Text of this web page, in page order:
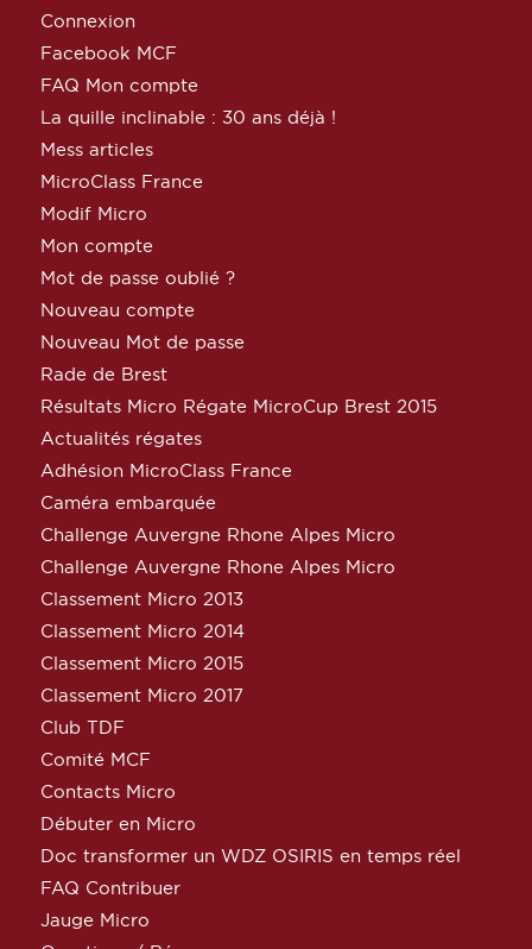
Connexion
Facebook MCF
FAQ Mon compte
La quille inclinable : 30 ans déjà !
Mess articles
MicroClass France
Modif Micro
Mon compte
Mot de passe oublié ?
Nouveau compte
Nouveau Mot de passe
Rade de Brest
Résultats Micro Régate MicroCup Brest 2015
Actualités régates
Adhésion MicroClass France
Caméra embarquée
Challenge Auvergne Rhone Alpes Micro
Challenge Auvergne Rhone Alpes Micro
Classement Micro 2013
Classement Micro 2014
Classement Micro 2015
Classement Micro 2017
Club TDF
Comité MCF
Contacts Micro
Débuter en Micro
Doc transformer un WDZ OSIRIS en temps réel
FAQ Contribuer
Jauge Micro